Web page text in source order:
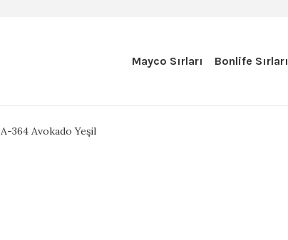
Mayco Sırları Bonlife Sırları
A-364 Avokado Yeşil